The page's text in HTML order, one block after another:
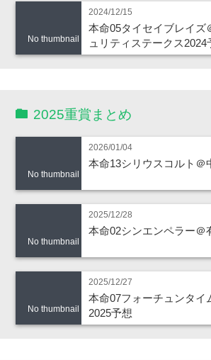
No thumbnail
2024/12/15
本命05タイセイブレイズ
ュリティステークス2024
2025重賞まとめ
No thumbnail
2026/01/04
本命13シリウスコルト＠
No thumbnail
2025/12/28
本命02シンエンペラー＠
No thumbnail
2025/12/27
本命07フォーチュンタイ
2025予想